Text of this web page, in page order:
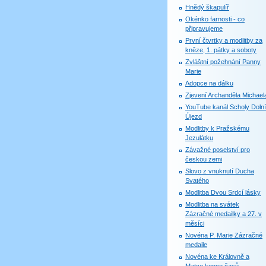
Hnědý škapulíř
Okénko farnosti - co
připravujeme
První čtvrtky a modlitby za
kněze, 1. pátky a soboty
Zvláštní požehnání Panny
Marie
Adopce na dálku
Zjevení Archanděla
YouTube kanál Scholy Dolní
Újezd
Modlitby k Pražskému
Jezulátku
Závažné poselství pro
českou zemi
Slovo z vnuknutí Ducha
Svatého
Modlitba Dvou Srdcí lásky
Modlitba na svátek
Zázračné medailky a 27. v
měsíci
Novéna P. Marie Zázračné
medaile
Novéna ke Královně a